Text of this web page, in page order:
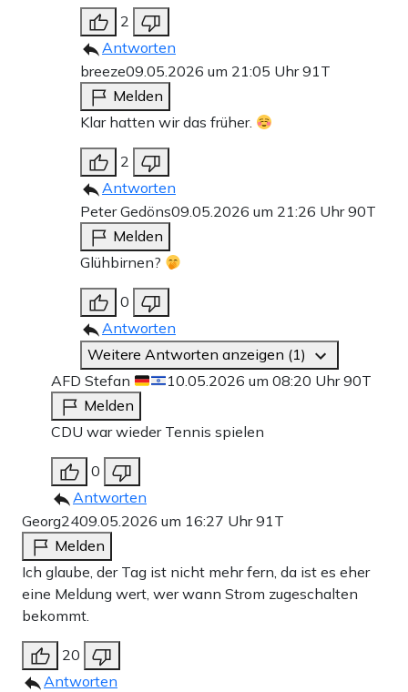
2
Antworten
breeze09.05.2026 um 21:05 Uhr91T
Melden
Klar hatten wir das früher.
2
Antworten
Peter Gedöns09.05.2026 um 21:26 Uhr90T
Melden
Glühbirnen?
0
Antworten
Weitere Antworten anzeigen (1)
AFD Stefan
10.05.2026 um 08:20 Uhr90T
Melden
CDU war wieder Tennis spielen
0
Antworten
Georg2409.05.2026 um 16:27 Uhr91T
Melden
Ich glaube, der Tag ist nicht mehr fern, da ist es eher
eine Meldung wert, wer wann Strom zugeschalten
bekommt.
20
Antworten